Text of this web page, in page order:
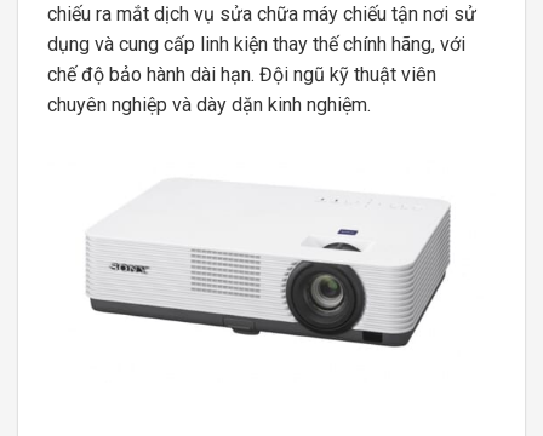
chiếu ra mắt dịch vụ sửa chữa máy chiếu tận nơi sử
dụng và cung cấp linh kiện thay thế chính hãng, với
chế độ bảo hành dài hạn. Đội ngũ kỹ thuật viên
chuyên nghiệp và dày dặn kinh nghiệm.